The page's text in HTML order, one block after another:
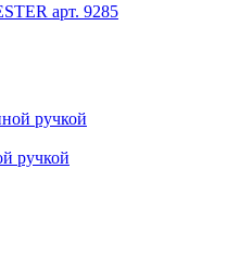
арт. 9285
ручкой